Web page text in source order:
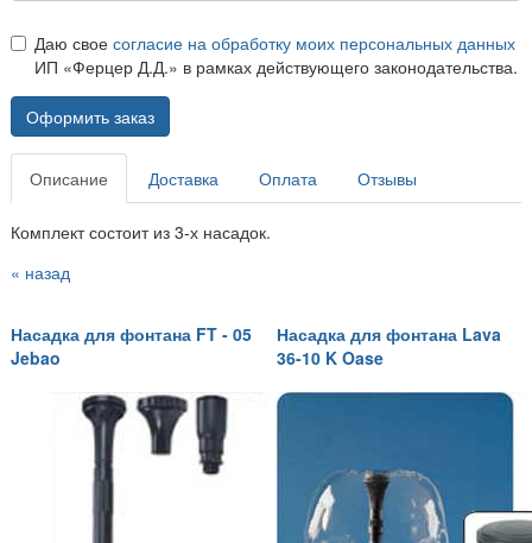
Даю свое согласие на обработку моих персональных данных
ИП «Ферцер Д.Д.» в рамках действующего законодательства.
Оформить заказ
Описание Доставка Оплата Отзывы
Комплект состоит из 3-х насадок.
« назад
Насадка для фонтана FT - 05
Jebao
Насадка для фонтана Lava
36-10 K Oase